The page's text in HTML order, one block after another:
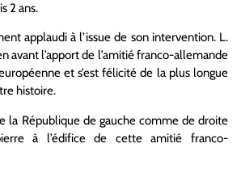
2 ans.
applaudi à l’issue de son intervention. L.
avant l’apport de l’amitié franco-allemande
et s’est félicité de la plus longue
histoire.
la République de gauche comme de droite
à l’édifice de cette amitié franco-